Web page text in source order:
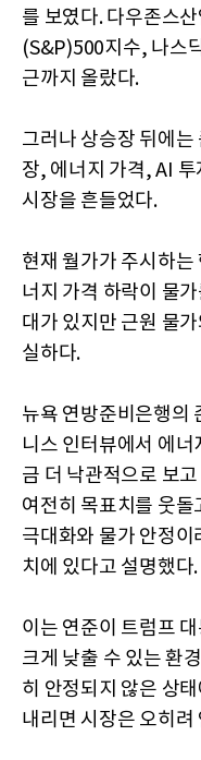
를 보였다. 다우존스
(S&P)500지수, 나스
근까지 올랐다.
그러나 상승장 뒤에는
장, 에너지 가격, AI
시장을 흔들었다.
현재 월가가 주시하는
너지 가격 하락이 물
대가 있지만 근원 물
실하다.
뉴욕 연방준비은행의
니스 인터뷰에서 에
금 더 낙관적으로 보
여전히 목표치를 웃
극대화와 물가 안정이
치에 있다고 설명했다.
이는 연준이 트럼프
크게 낮출 수 있는 환
히 안정되지 않은 상
내리면 시장은 오히려